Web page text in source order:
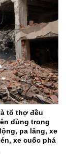
tổ thợ đều
dùng trong
pa lăng, xe
xe cuốc phá